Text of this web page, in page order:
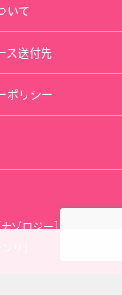
いて
ス送付先
ポリシー
ゾロジー］